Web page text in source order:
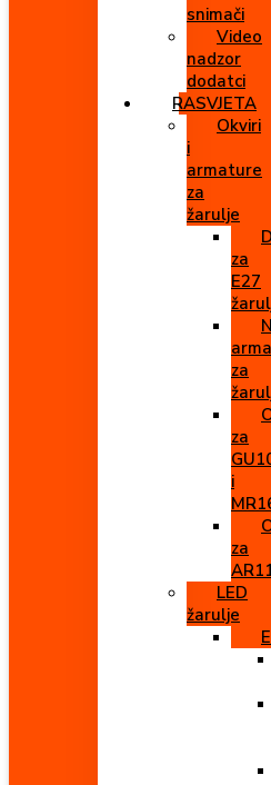
snimači
Video
nadzor
dodatci
RASVJETA
Okviri
i
armature
za
žarulje
za
E27
za
za
i
za
LED
žarulje